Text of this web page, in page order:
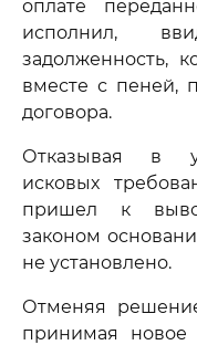
оплате
исполнил,
задолженность,
вместе с пеней,
договора.
Отказывая в
исковых
пришел к
законом
не установлено.
Отменяя
принимая